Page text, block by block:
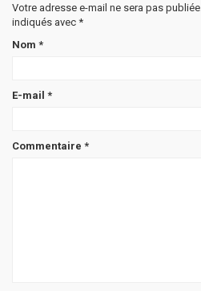
Votre adresse e-mail ne sera pas publiée.
indiqués avec *
Nom *
E-mail *
Commentaire *